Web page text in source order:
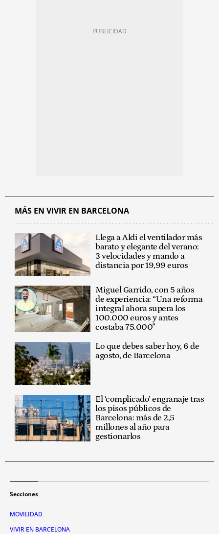
MÁS EN VIVIR EN BARCELONA
Llega a Aldi el ventilador más
barato y elegante del verano:
3 velocidades y mando a
distancia por 19,99 euros
Miguel Garrido, con 5 años
de experiencia: “Una reforma
integral ahora supera los
100.000 euros y antes
costaba 75.000"
Lo que debes saber hoy, 6 de
agosto, de Barcelona
El ‘complicado’ engranaje tras
los pisos públicos de
Barcelona: más de 2,5
millones al año para
gestionarlos
Secciones
MOVILIDAD
VIVIR EN BARCELONA